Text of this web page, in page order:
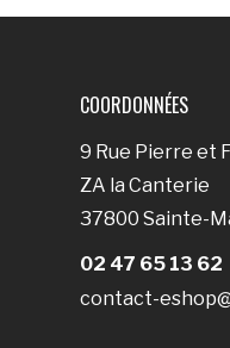
COORDONNÉES
9 Rue Pierre et
ZA la Canterie
37800 Sainte-
02 47 65 13 62
contact-